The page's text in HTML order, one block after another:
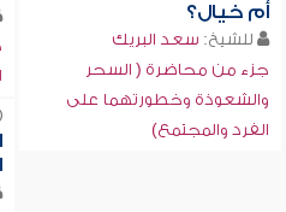
أم خيال؟
للشيخ: سعد البريك
جزء من محاضرة ( السحر
والشعوذة وخطورتهما على
الفرد والمجتمع)